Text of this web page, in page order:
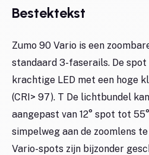
Bestektekst
Zumo 90 Vario is een
standaard 3-faserails. De
krachtige LED met een hoge
(CRI> 97). T De lichtbundel
aangepast van 12° spot tot
simpelweg aan de zoomlens
Vario-spots zijn bijzonder